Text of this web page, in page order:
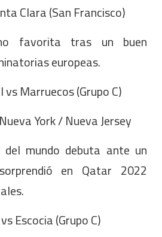
Clara (San Francisco)
favorita tras un buen
europeas.
Marruecos (Grupo C)
York / Nueva Jersey
del mundo debuta ante un
en Qatar 2022
Escocia (Grupo C)